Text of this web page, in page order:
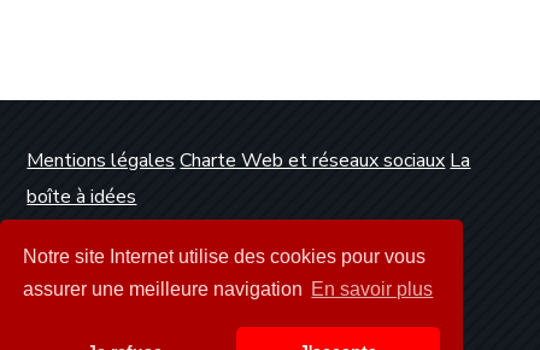
Notre site Internet utilise des cookies pour vous
assurer une meilleure navigation En savoir plus
Mentions légales Charte Web et réseaux sociaux La
boîte à idées
Dunkerque